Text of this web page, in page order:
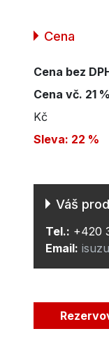
Cena
Cena bez
Cena vč. 21
Kč
Sleva: 22 %
Váš
Tel.: +420
Email: